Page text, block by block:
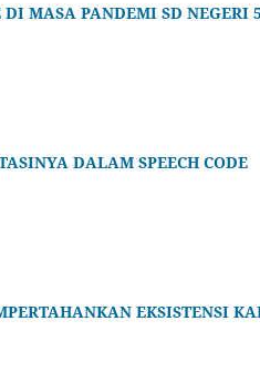
MASA PANDEMI SD NEGERI
DALAM SPEECH CODE
EKSISTENSI